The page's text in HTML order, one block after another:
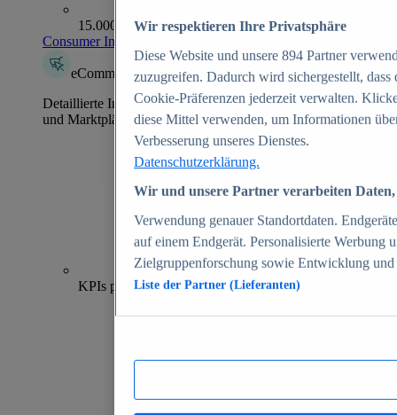
15.000+ Marken
Consumer Insights entdecken
eCommerce Insights
Detaillierte Informationen zu mehr als 39.000 Online-Shops
und Marktplätzen
70+
KPIs pro Shop
Wir respektieren Ihre Privatsphäre
Diese Website und unsere 894 Partner
zuzugreifen. Dadurch wird sichergestellt,
Cookie-Präferenzen jederzeit verwalten.
diese Mittel verwenden, um Informationen
Verbesserung unseres Dienstes.
Datenschutzerklärung.
Wir und unsere Partner verarbeiten
Verwendung genauer Standortdaten.
auf einem Endgerät. Personalisierte Werbung
Zielgruppenforschung sowie Entwicklung
Liste der Partner (Lieferanten)